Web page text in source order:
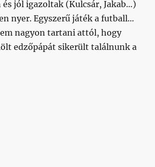
jól igazoltak (Kulcsár, Jakab…)
nyer. Egyszerű játék a futball…
nagyon tartani attól, hogy
edzőpápát sikerült találnunk a